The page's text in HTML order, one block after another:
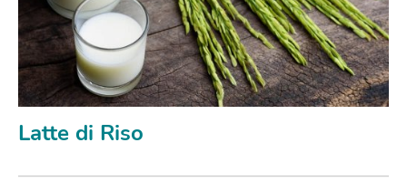
Latte di Riso